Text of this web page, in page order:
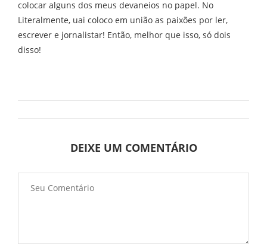
colocar alguns dos meus devaneios no papel. No
Literalmente, uai coloco em união as paixões por ler,
escrever e jornalistar! Então, melhor que isso, só dois
disso!
DEIXE UM COMENTÁRIO